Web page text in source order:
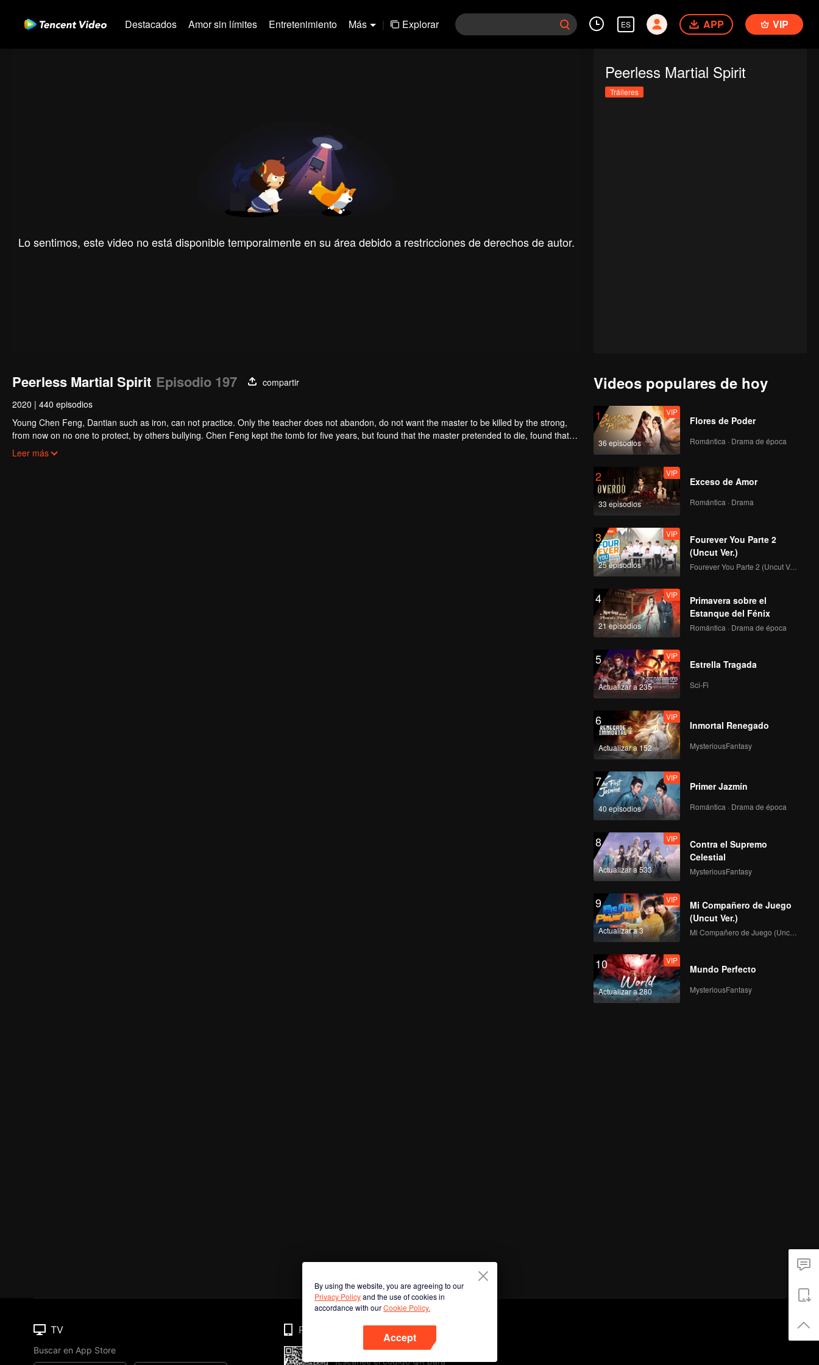
Destacados Amor sin límites Entretenimiento Más | Explorar ES APP VIP
Lo sentimos, este video no está disponible temporalmente en su área debido a restricciones de derechos de autor.
Peerless Martial Spirit
Tráileres
Peerless Martial Spirit Episodio 197
compartir
2020 | 440 episodios
Young Chen Feng, Dantian such as iron, can not practice. Only the teacher does not abandon, do not want the master to be killed by the strong,
from now on no one to protect, by others bullying. Chen Feng kept the tomb for five years, but found that the master pretended to die, found that
the master left the supreme dragon blood, mysterious ancient tripod. From then on, Chen Feng rose up against the sky, set foot on the road to find
Leer más
Videos populares de hoy
1
36 episodios
VIP
Flores de Poder
Romántica · Drama de época
2
33 episodios
VIP
Exceso de Amor
Romántica · Drama
3
25 episodios
VIP
Fourever You Parte 2
(Uncut Ver.)
Fourever You Parte 2 (Uncut Ver.)
4
21 episodios
VIP
Primavera sobre el
Estanque del Fénix
Romántica · Drama de época
5
Actualizar a 235
VIP
Estrella Tragada
Sci-Fi
6
Actualizar a 152
VIP
Inmortal Renegado
MysteriousFantasy
7
40 episodios
VIP
Primer Jazmín
Romántica · Drama de época
8
Actualizar a 533
VIP
Contra el Supremo
Celestial
MysteriousFantasy
9
Actualizar a 3
VIP
Mi Compañero de Juego
(Uncut Ver.)
Mi Compañero de Juego (Uncut Ver.)
10
Actualizar a 280
VIP
Mundo Perfecto
MysteriousFantasy
By using the website, you are agreeing to our
Privacy Policyand the use of cookies in
accordance with ourCookie Policy.
Accept
TV
Buscar en App Store
Phone
¡Escanee el código QR para